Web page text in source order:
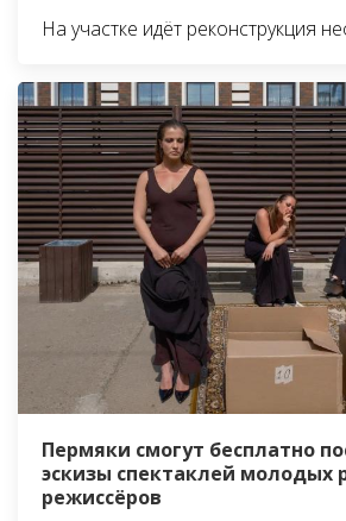
На участке идёт реконструкция
Пермяки смогут бесплатно
эскизы спектаклей молодых
режиссёров